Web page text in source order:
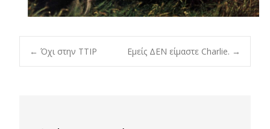
Post
← Όχι στην TTIP Εμείς ΔΕΝ είμαστε Charlie. →